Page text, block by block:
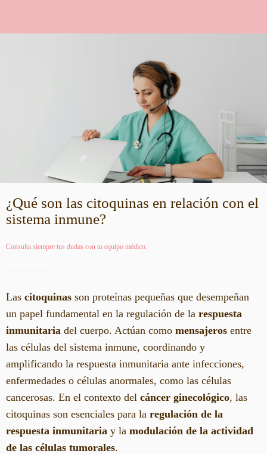
¿Qué son las citoquinas en relación con el
sistema inmune?
Consulta siempre tus dudas con tu equipo médico.
Las citoquinas son proteínas pequeñas que desempeñan
un papel fundamental en la regulación de la respuesta
inmunitaria del cuerpo. Actúan como mensajeros entre
las células del sistema inmune, coordinando y
amplificando la respuesta inmunitaria ante infecciones,
enfermedades o células anormales, como las células
cancerosas. En el contexto del cáncer ginecológico, las
citoquinas son esenciales para la regulación de la
respuesta inmunitaria y la modulación de la actividad
de las células tumorales.